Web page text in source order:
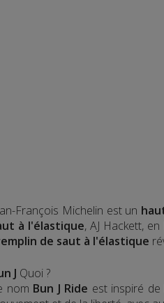
François Michelin est un
à l'élastique, AJ Hackett,
de saut à l'élastique
J Quoi ?
nom Bun J Ride est inspiré